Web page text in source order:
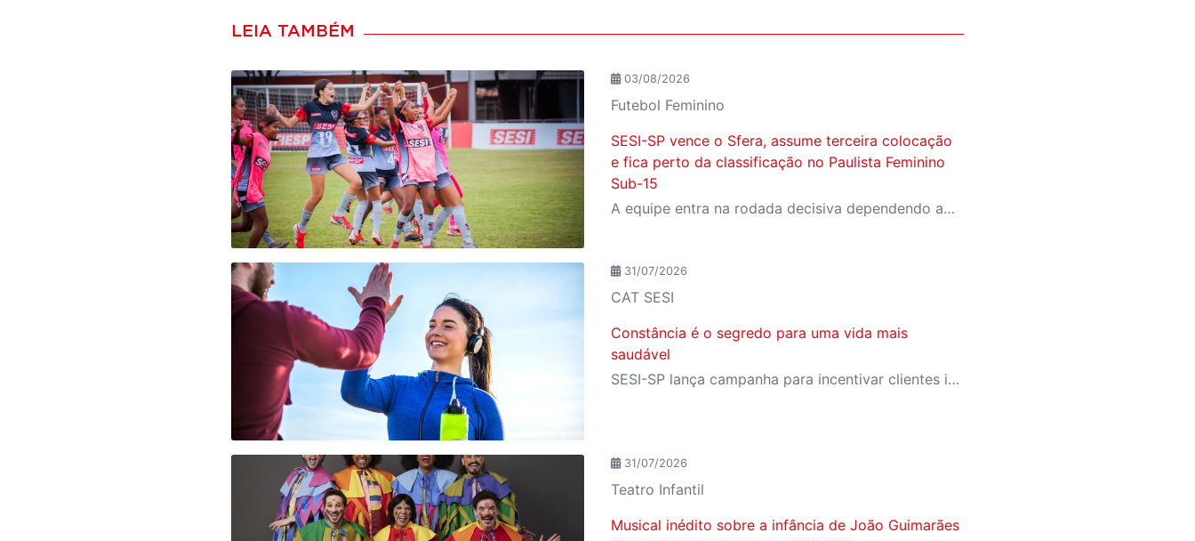
LEIA TAMBÉM
03/08/2026
Futebol Feminino
SESI-SP vence o Sfera, assume terceira colocação
e fica perto da classificação no Paulista Feminino
Sub-15
A equipe entra na rodada decisiva dependendo apenas de seus próprios resultados para avançar ao mata-mata
31/07/2026
CAT SESI
Constância é o segredo para uma vida mais
saudável
SESI-SP lança campanha para incentivar clientes inativos a retomarem a prática de atividades físicas, esporte e lazer com benefícios exclusivos
31/07/2026
Teatro Infantil
Musical inédito sobre a infância de João Guimarães